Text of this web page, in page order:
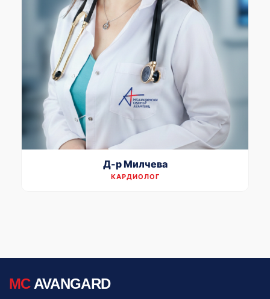
Д-р Милчева
КАРДИОЛОГ
MCAVANGARD